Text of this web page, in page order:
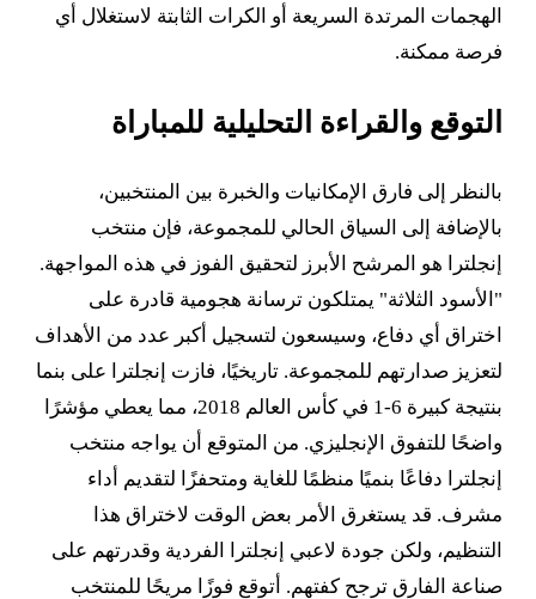
الهجمات المرتدة السريعة أو الكرات الثابتة لاستغلال أي
فرصة ممكنة.
التوقع والقراءة التحليلية للمباراة
بالنظر إلى فارق الإمكانيات والخبرة بين المنتخبين،
بالإضافة إلى السياق الحالي للمجموعة، فإن منتخب
إنجلترا هو المرشح الأبرز لتحقيق الفوز في هذه المواجهة.
"الأسود الثلاثة" يمتلكون ترسانة هجومية قادرة على
اختراق أي دفاع، وسيسعون لتسجيل أكبر عدد من الأهداف
لتعزيز صدارتهم للمجموعة. تاريخيًا، فازت إنجلترا على بنما
بنتيجة كبيرة 6-1 في كأس العالم 2018، مما يعطي مؤشرًا
واضحًا للتفوق الإنجليزي. من المتوقع أن يواجه منتخب
إنجلترا دفاعًا بنميًا منظمًا للغاية ومتحفزًا لتقديم أداء
مشرف. قد يستغرق الأمر بعض الوقت لاختراق هذا
التنظيم، ولكن جودة لاعبي إنجلترا الفردية وقدرتهم على
صناعة الفارق ترجح كفتهم. أتوقع فوزًا مريحًا للمنتخب